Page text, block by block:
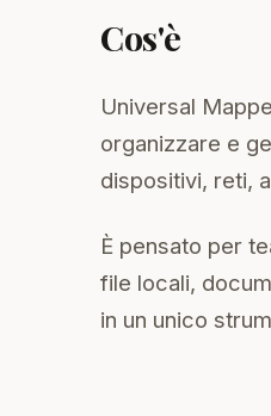
Cos'è
Universal
organizzare e
dispositivi, reti,
È pensato per
file locali,
in un unico